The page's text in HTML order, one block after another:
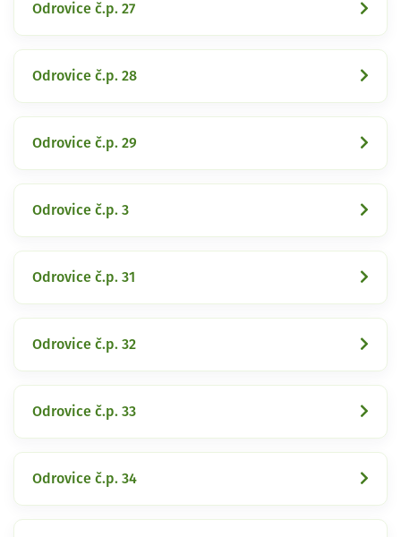
Odrovice č.p. 27
Odrovice č.p. 28
Odrovice č.p. 29
Odrovice č.p. 3
Odrovice č.p. 31
Odrovice č.p. 32
Odrovice č.p. 33
Odrovice č.p. 34